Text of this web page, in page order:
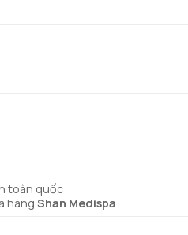
toàn quốc
hàng Shan Medispa